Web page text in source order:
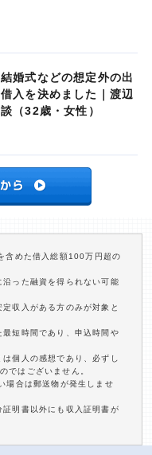
婚式などの想定外の出
入を決めました｜渡辺
（32歳・女性）
含めた借入総額100万円超の
った融資を得られない可能
収入がある方のみが対象と
短時間であり、申込時間や
個人の感想であり、必ずし
ではございません。
場合は郵送物が発生しませ
明書以外にも収入証明書が